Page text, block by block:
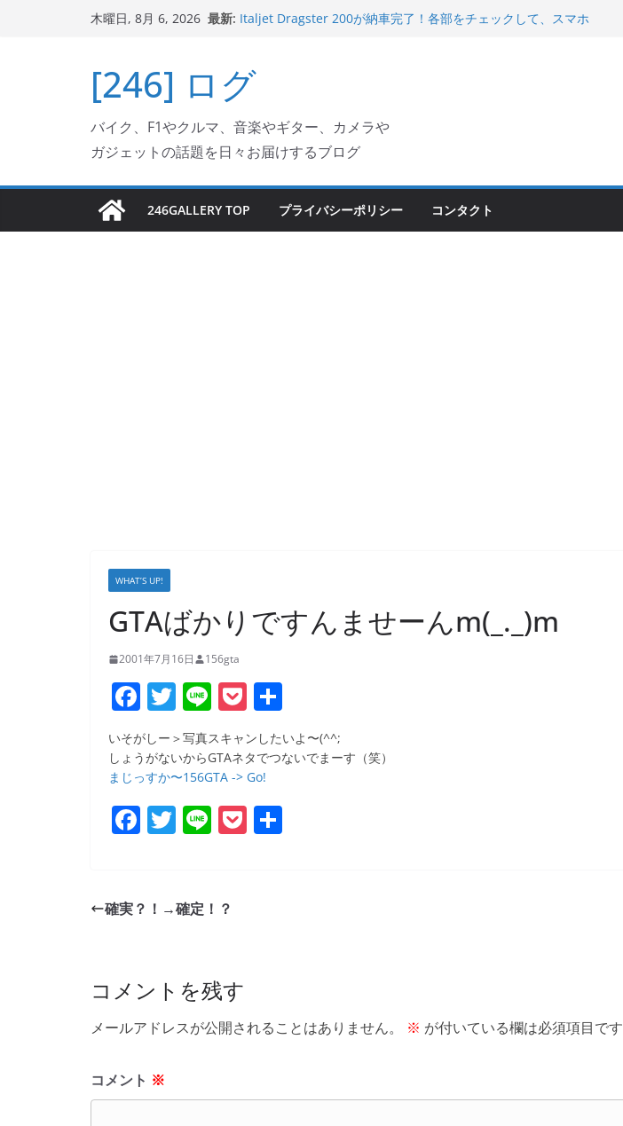
キ
プ
木曜日, 8月 6, 2026 最新: Italjet Dragster 200が納車完了！各部をチェックして、スマホ
Ken Block 逝去
岩手県奥州市へのふるさと納税で KGR HARMONY 南部鉄器エ
Italjet Dragster 200のフロントISSサスの動きが判ったらコーナ
リングが楽しくなった
[246] ログ
バイク、F1やクルマ、音楽やギター、カメラや
ガジェットの話題を日々お届けするブログ
246GALLERY TOP プライバシーポリシー コンタクト
WHAT’S UP!
GTAばかりですんませーんm(_._)m
2001年7月16日 156gta
F
a
c
e
b
o
k
T
w
itt
er
Li
n
e
P
o
ck
et
有
いそがしー＞写真スキャンしたいよ〜(^^;
しょうがないからGTAネタでつないでまーす（笑）
まじっすか〜156GTA -> Go!
F
e
o
k
T
er
Li P
確実？！→確定！？
コメントを残す
メールアドレスが公開されることはありません。 ※ が付いている欄は必須項目です
コメント ※